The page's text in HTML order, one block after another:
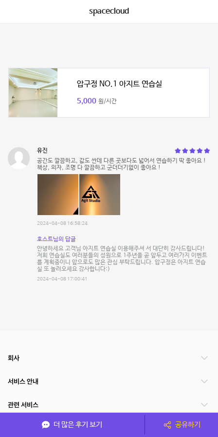
spacecloud
압구정 NO.1 아지트 연습실
5,000 원/시간
유진
공간도 깔끔하고, 값도 싼데 다른 곳보다도 넓어서 연습하기 딱 좋아요 !
책상, 의자, 조명 다 깔끔하고 군더더기없이 좋아요 !
2024-04-08 16:58:24
호스트님의 답글
안녕하세요 고객님 아지트 연습실 이용해주셔 서 대단히 감사드립니다!
저희 연습실도 여러분들의 성원으로 1주년을 곧 앞두고 여러가지 이벤트
를 계획중이니 앞으로도 많은 관심 부탁드립니다. 압구정은 아지트 연습
실 또 놀러오세요 감사합니다:)
2024-04-08 17:00:41
더 많은 후기 보기 공유하기
회사
서비스 안내
관련 서비스